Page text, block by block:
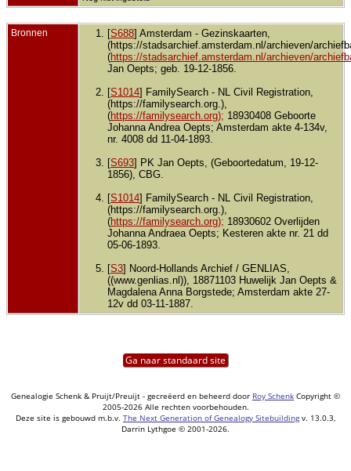
Bronnen [S688] Amsterdam - Gezinskaarten,
(https://stadsarchief.amsterdam.nl/archieven/
(https://stadsarchief.amsterdam.nl/archieven/
Jan Oepts; geb. 19-12-1856.
[S1014] FamilySearch - NL Civil Registration,
(https://familysearch.org.),
(https://familysearch.org); 18930408 Geboorte
Johanna Andrea Oepts; Amsterdam akte 4-134v,
nr. 4008 dd 11-04-1893.
[S693] PK Jan Oepts, (Geboortedatum, 19-12-
1856), CBG.
[S1014] FamilySearch - NL Civil Registration,
(https://familysearch.org.),
(https://familysearch.org); 18930602 Overlijden
Johanna Andraea Oepts; Kesteren akte nr. 21 dd
05-06-1893.
[S3] Noord-Hollands Archief / GENLIAS,
((www.genlias.nl)), 18871103 Huwelijk Jan Oepts &
Magdalena Anna Borgstede; Amsterdam akte 27-
12v dd 03-11-1887.
Ga naar standaard site
Genealogie Schenk & Pruijt/Preuijt - gecreëerd en beheerd door Roy Schenk Copyright ©
2005-2026 Alle rechten voorbehouden.
Deze site is gebouwd m.b.v. The Next Generation of Genealogy Sitebuildingv. 13.0.3,
Darrin Lythgoe © 2001-2026.